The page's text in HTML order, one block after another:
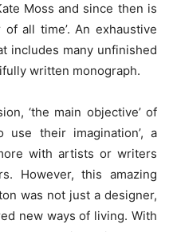
Moss and since then is
all time’. An exhaustive
includes many unfinished
written monograph.
‘the main objective’ of
their imagination’, a
with artists or writers
However, this amazing
was not just a designer,
new ways of living. With